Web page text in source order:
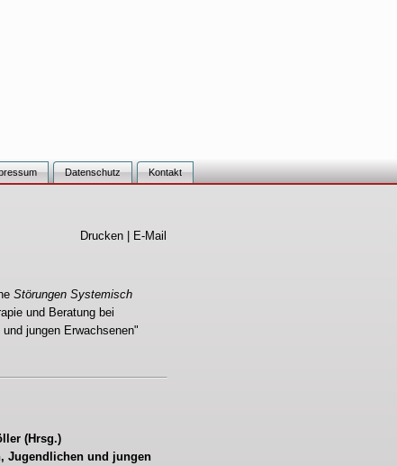
Datenschutz Kontakt
Drucken E-Mail
Störungen Systemisch
und Beratung bei
jungen Erwachsenen"
(Hrsg.)
Jugendlichen und jungen